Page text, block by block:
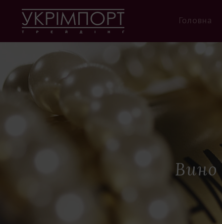
Головна
Вино